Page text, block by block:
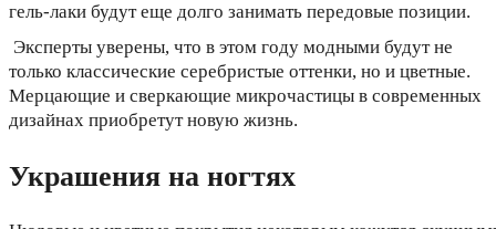
гель-лаки будут еще долго занимать передовые позиции.
Эксперты уверены, что в этом году модными будут не
только классические серебристые оттенки, но и цветные.
Мерцающие и сверкающие микрочастицы в современных
дизайнах приобретут новую жизнь.
Украшения на ногтях